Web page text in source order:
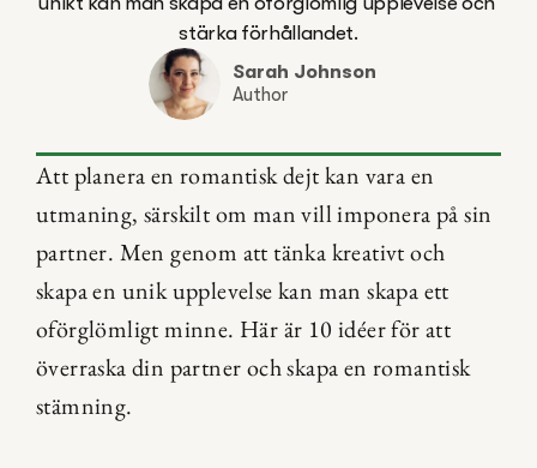
stärka förhållandet.
Sarah Johnson
Author
Att planera en romantisk dejt kan vara en
utmaning, särskilt om man vill imponera på sin
partner. Men genom att tänka kreativt och
skapa en unik upplevelse kan man skapa ett
oförglömligt minne. Här är 10 idéer för att
överraska din partner och skapa en romantisk
stämning.